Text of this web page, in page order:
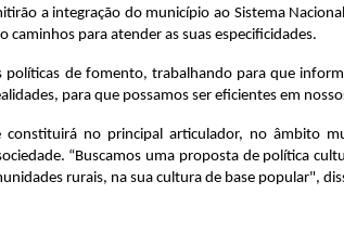
a integração do município ao Sistema
para atender as suas especificidades.
políticas de fomento, trabalhando para que
para que possamos ser eficientes em
no principal articulador, no âmbito
“Buscamos uma proposta de política
rurais, na sua cultura de base popular",